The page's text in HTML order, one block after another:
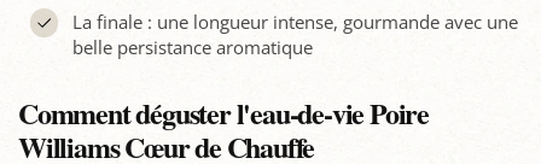
La finale : une longueur intense, gourmande avec une
belle persistance aromatique
Comment déguster l'eau-de-vie Poire
Williams Cœur de Chauffe